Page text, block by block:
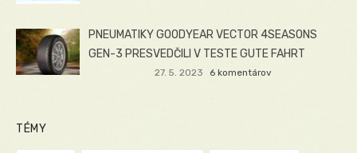
PNEUMATIKY GOODYEAR VECTOR 4SEASONS
GEN-3 PRESVEDČILI V TESTE GUTE FAHRT
27. 5. 2023 6 komentárov
TÉMY